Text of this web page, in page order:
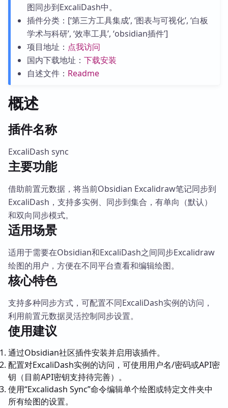
图同步到ExcaliDash中。
插件分类：[‘第三方工具集成’, ‘图表与可视化’, ‘白板
学术与科研’, ‘效率工具’, ‘obsidian插件’]
项目地址： 点我访问
国内下载地址： 下载安装
自述文件： Readme
概述
插件名称
ExcaliDash sync
主要功能
借助前置元数据，将当前Obsidian Excalidraw笔记同步到
ExcaliDash，支持多实例、同步到集合，有单向（默认）
和双向同步模式。
适用场景
适用于需要在Obsidian和ExcaliDash之间同步Excalidraw
绘图的用户，方便在不同平台查看和编辑绘图。
核心特色
支持多种同步方式，可配置不同ExcaliDash实例的访问，
利用前置元数据灵活控制同步设置。
使用建议
通过Obsidian社区插件安装并启用该插件。
配置对ExcaliDash实例的访问，可使用用户名/密码或API密
钥（目前API密钥支持待完善）。
使用“Excalidash Sync”命令编辑单个绘图或特定文件夹中
所有绘图的设置。